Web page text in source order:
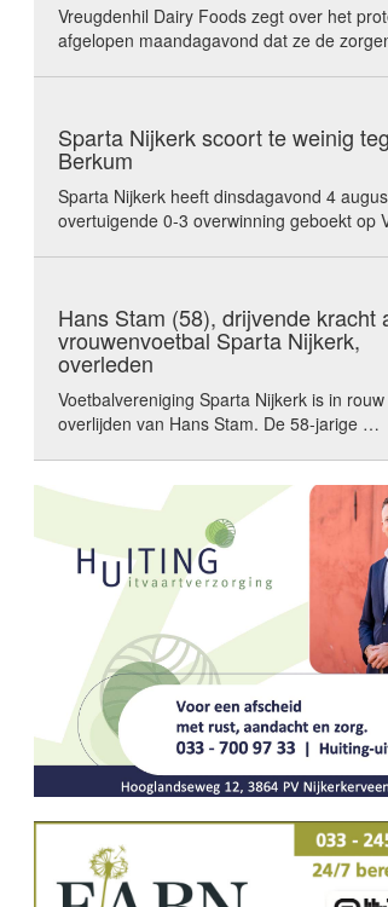
Vreugdenhil Dairy Foods zegt over het
afgelopen maandagavond dat ze de
Sparta Nijkerk scoort te weinig
Berkum
Sparta Nijkerk heeft dinsdagavond 4
overtuigende 0-3 overwinning geboekt op
Hans Stam (58), drijvende kracht
vrouwenvoetbal Sparta Nijkerk,
overleden
Voetbalvereniging Sparta Nijkerk is in
overlijden van Hans Stam. De 58-jarige …